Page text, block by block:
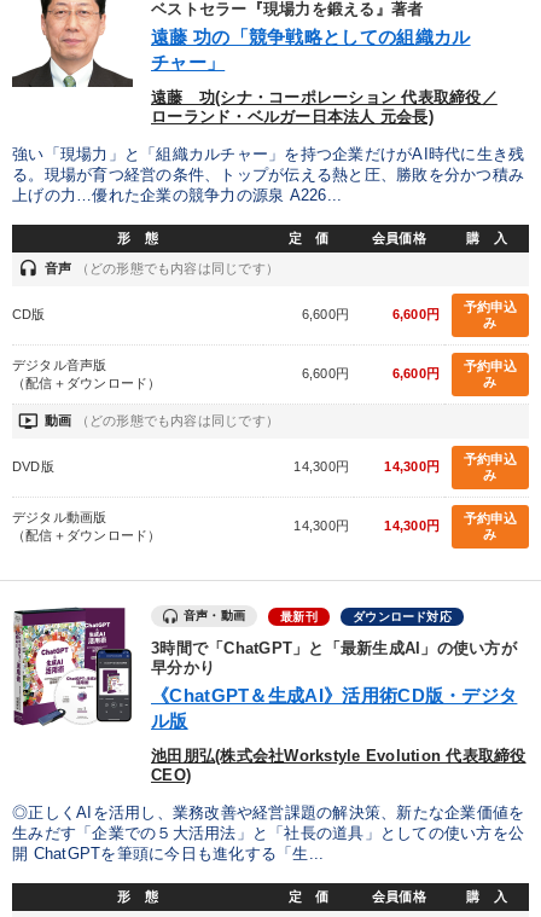
IT・サービス・金融業 コンサルタント 専門家
キーワード
井上和弘 不動産 ビジネスモデル 株式市場
テレビ・ネットで話題 ベンチャー
※「更新」を押すと「テーマ」「キーワード」を更新いただけます。
ondemand_video 経営音声・動画を探す refresh 更新する
全国経営者セミナー収録物以外の経営教材（全761タイトル）からお探
しいただけます
カテゴリー
2025年春季全国経営者セミナー収録講演ＣＤ・講演ＤＶＤ・デジ
タル版（音声／動画ストリーミング・ダウンロード）
高める教材２選
経営リーダーの考え方と戦略を学ぶ
売上直結の営業力や販売力を獲得する
経営戦略・経営実務 最新トレンドと時代の潮流を押さえる
2026年春季全国経営者セミナー収録講演ＣＤ・講演ＤＶＤ・デジ
タル版（音声／動画ストリーミング・ダウンロード）
全国経営者セミナー収録〈売れ筋・人気ランキング〉＆新刊・好
ベストセラー『現場力を鍛える』著者
遠藤 功の「競争戦略としての組織カル
チャー」
遠藤 功(シナ・コーポレーション 代表取締役／
ローランド・ベルガー日本法人 元会長)
強い「現場力」と「組織カルチャー」を持つ企業だけがAI時代に生き残
る。現場が育つ経営の条件、トップが伝える熱と圧、勝敗を分かつ積み
上げの力…優れた企業の競争力の源泉 A226...
形 態 定 価 会員価格 購 入
headset 音声 （どの形態でも内容は同じです）
CD版 6,600円 6,600円
予約申込
み
デジタル音声版
（配信＋ダウンロード）
6,600円 6,600円
予約申込
み
ondemand_video 動画 （どの形態でも内容は同じです）
DVD版 14,300円 14,300円
予約申込
み
デジタル動画版
（配信＋ダウンロード）
14,300円 14,300円
予約申込
み
音声・動画 最新刊 ダウンロード対応
3時間で「ChatGPT」と「最新生成AI」の使い方が
早分かり
《ChatGPT＆生成AI》活用術CD版・デジタ
ル版
池田朋弘(株式会社Workstyle Evolution 代表取締役
CEO)
◎正しくAIを活用し、業務改善や経営課題の解決策、新たな企業価値を
生みだす「企業での５大活用法」と「社長の道具」としての使い方を公
開 ChatGPTを筆頭に今日も進化する「生...
形 態 定 価 会員価格 購 入